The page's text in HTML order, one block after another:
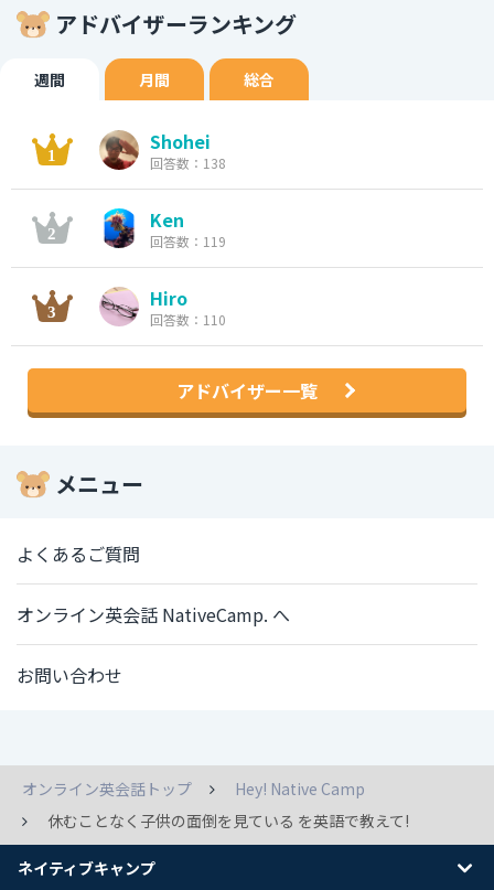
アドバイザーランキング
週間 月間 総合
Shohei
回答数：138
Ken
回答数：119
Hiro
回答数：110
アドバイザー一覧
メニュー
よくあるご質問
オンライン英会話 NativeCamp. へ
お問い合わせ
オンライン英会話トップ
Hey! Native Camp
休むことなく子供の面倒を見ている を英語で教えて!
ネイティブキャンプ